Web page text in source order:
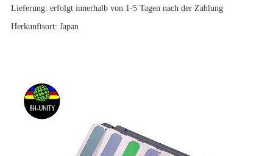
Lieferung: erfolgt innerhalb von 1-5 Tagen nach der Zahlung
Herkunftsort: Japan